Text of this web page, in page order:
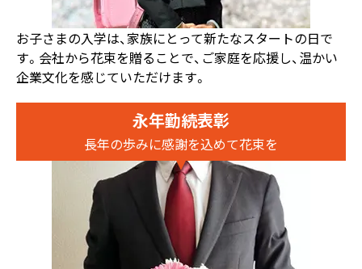
お子さまの入学は、家族にとって新たなスタートの日で
す。会社から花束を贈ることで、ご家庭を応援し、温かい
企業文化を感じていただけます。
永年勤続表彰
長年の歩みに感謝を込めて花束を